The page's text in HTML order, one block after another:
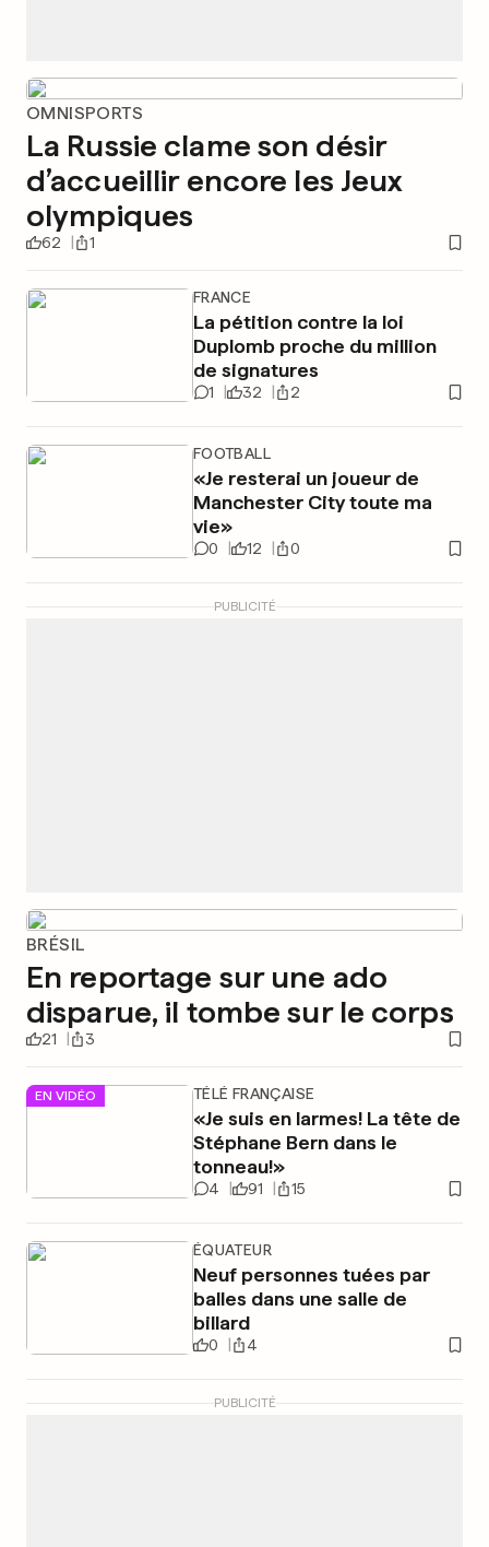
OMNISPORTS
La Russie clame son désir
d’accueillir encore les Jeux
olympiques
62 1
FRANCE
La pétition contre la loi
Duplomb proche du million
de signatures
1 32 2
FOOTBALL
«Je resterai un joueur de
Manchester City toute ma
vie»
0 12 0
PUBLICITÉ
BRÉSIL
En reportage sur une ado
disparue, il tombe sur le corps
21 3
EN VIDÉO TÉLÉ FRANÇAISE
«Je suis en larmes! La tête de
Stéphane Bern dans le
tonneau!»
4 91 15
ÉQUATEUR
Neuf personnes tuées par
balles dans une salle de
billard
0 4
PUBLICITÉ